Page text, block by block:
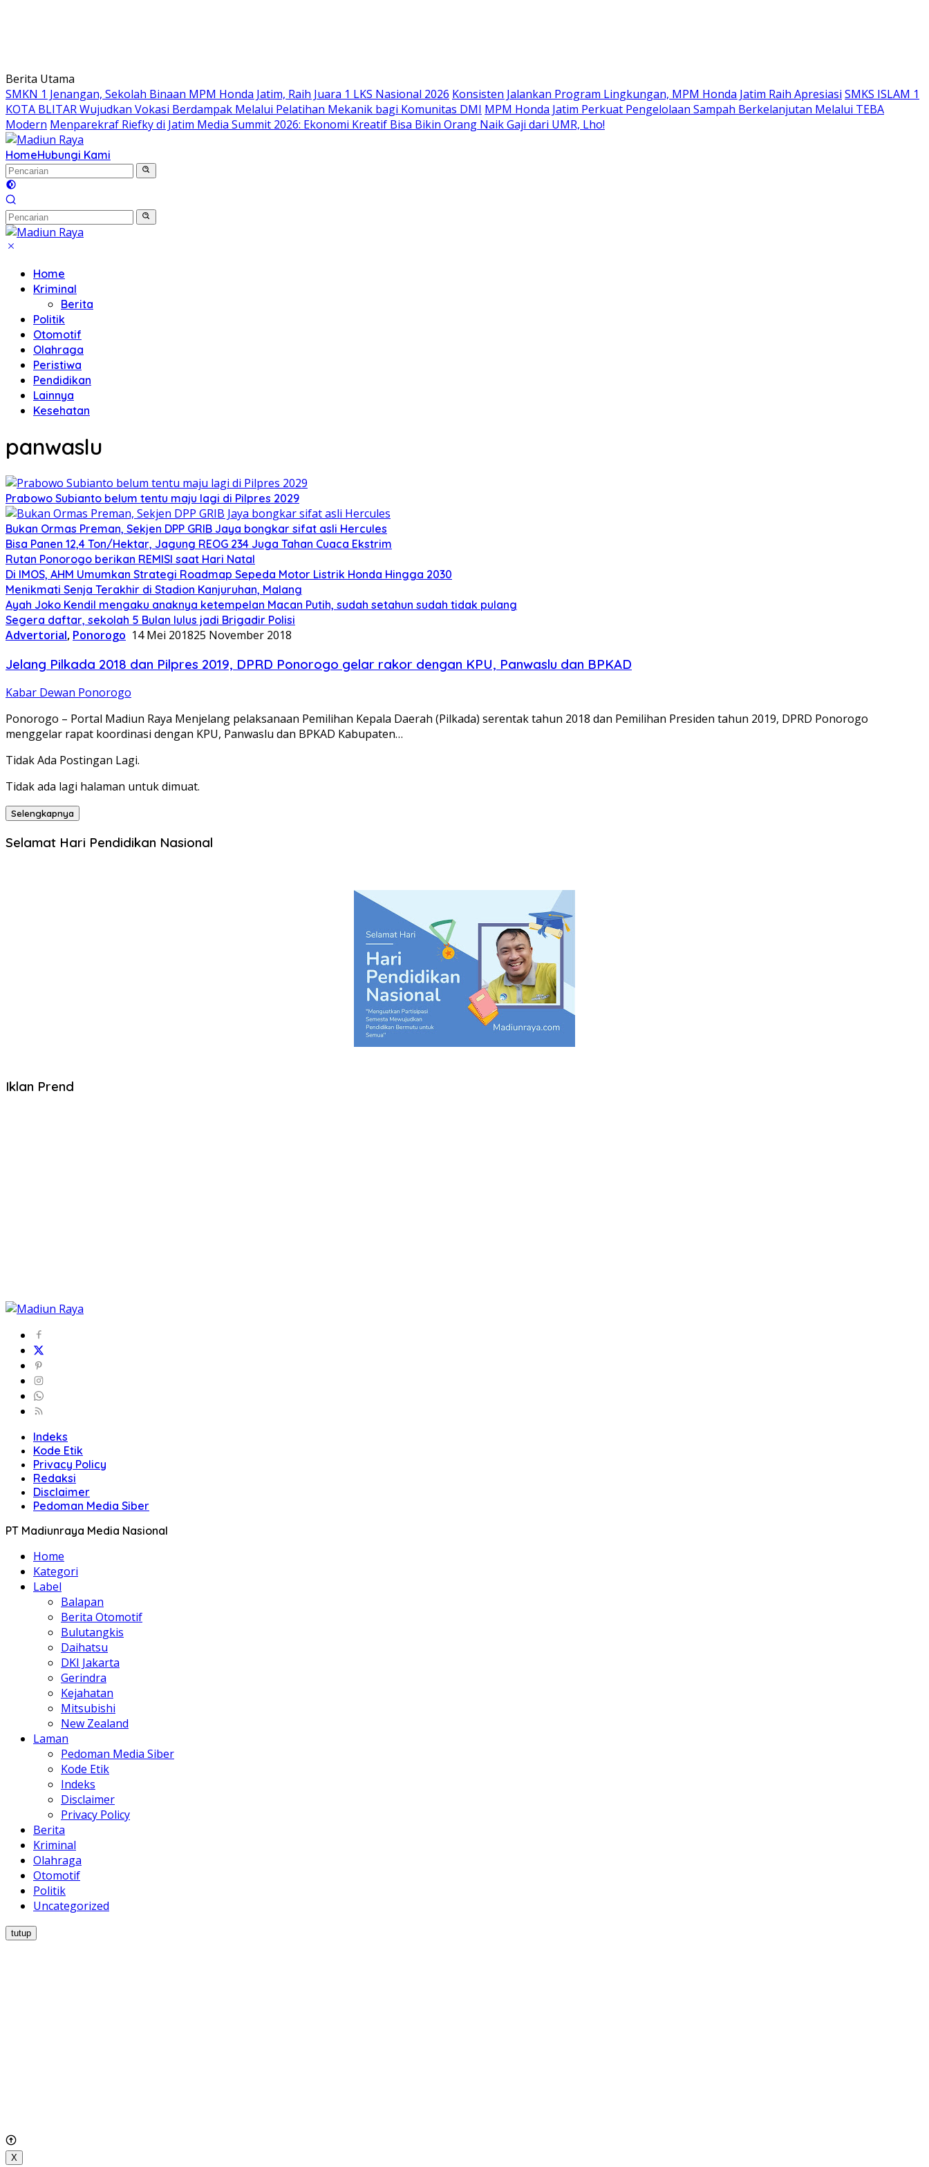
Berita Utama
SMKN 1 Jenangan, Sekolah Binaan MPM Honda Jatim, Raih Juara 1 LKS Nasional 2026 Konsisten Jalankan Program Lingkungan, MPM Honda Jatim Raih Apresiasi SMKS ISLAM 1
KOTA BLITAR Wujudkan Vokasi Berdampak Melalui Pelatihan Mekanik bagi Komunitas DMI MPM Honda Jatim Perkuat Pengelolaan Sampah Berkelanjutan Melalui TEBA
Modern Menparekraf Riefky di Jatim Media Summit 2026: Ekonomi Kreatif Bisa Bikin Orang Naik Gaji dari UMR, Lho!
HomeHubungi Kami
Home
Kriminal
Berita
Politik
Otomotif
Olahraga
Peristiwa
Pendidikan
Lainnya
Kesehatan
panwaslu
Prabowo Subianto belum tentu maju lagi di Pilpres 2029
Bukan Ormas Preman, Sekjen DPP GRIB Jaya bongkar sifat asli Hercules
Bisa Panen 12,4 Ton/Hektar, Jagung REOG 234 Juga Tahan Cuaca Ekstrim
Rutan Ponorogo berikan REMISI saat Hari Natal
Di IMOS, AHM Umumkan Strategi Roadmap Sepeda Motor Listrik Honda Hingga 2030
Menikmati Senja Terakhir di Stadion Kanjuruhan, Malang
Ayah Joko Kendil mengaku anaknya ketempelan Macan Putih, sudah setahun sudah tidak pulang
Segera daftar, sekolah 5 Bulan lulus jadi Brigadir Polisi
Advertorial, Ponorogo 14 Mei 201825 November 2018
Jelang Pilkada 2018 dan Pilpres 2019, DPRD Ponorogo gelar rakor dengan KPU, Panwaslu dan BPKAD
Kabar Dewan Ponorogo
Ponorogo – Portal Madiun Raya Menjelang pelaksanaan Pemilihan Kepala Daerah (Pilkada) serentak tahun 2018 dan Pemilihan Presiden tahun 2019, DPRD Ponorogo
menggelar rapat koordinasi dengan KPU, Panwaslu dan BPKAD Kabupaten…
Tidak Ada Postingan Lagi.
Tidak ada lagi halaman untuk dimuat.
Selengkapnya
Selamat Hari Pendidikan Nasional
Iklan Prend
Indeks
Kode Etik
Privacy Policy
Redaksi
Disclaimer
Pedoman Media Siber
PT Madiunraya Media Nasional
Home
Kategori
Label
Balapan
Berita Otomotif
Bulutangkis
Daihatsu
DKI Jakarta
Gerindra
Kejahatan
Mitsubishi
New Zealand
Laman
Pedoman Media Siber
Kode Etik
Indeks
Disclaimer
Privacy Policy
Berita
Kriminal
Olahraga
Otomotif
Politik
Uncategorized
tutup
X